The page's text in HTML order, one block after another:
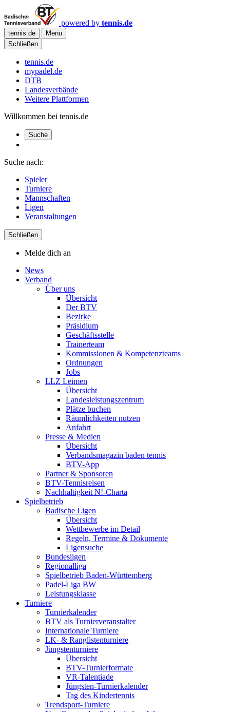
powered by tennis.de
tennis.de
Menu
Schließen
tennis.de
mypadel.de
DTB
Landesverbände
Weitere Plattformen
Willkommen bei tennis.de
Suche
Suche nach:
Spieler
Turniere
Mannschaften
Ligen
Veranstaltungen
Schließen
Melde dich an
News
Verband
Über uns
Übersicht
Der BTV
Bezirke
Präsidium
Geschäftsstelle
Trainerteam
Kommissionen & Kompetenzteams
Ordnungen
Jobs
LLZ Leimen
Übersicht
Landesleistungszentrum
Plätze buchen
Räumlichkeiten nutzen
Anfahrt
Presse & Medien
Übersicht
Verbandsmagazin baden tennis
BTV-App
Partner & Sponsoren
BTV-Tennisreisen
Nachhaltigkeit N!-Charta
Spielbetrieb
Badische Ligen
Übersicht
Wettbewerbe im Detail
Regeln, Termine & Dokumente
Ligensuche
Bundesligen
Regionalliga
Spielbetrieb Baden-Württemberg
Padel-Liga BW
Leistungsklasse
Turniere
Turnierkalender
BTV als Turnierveranstalter
Internationale Turniere
LK- & Ranglistenturniere
Jüngstenturniere
Übersicht
BTV-Turnierformate
VR-Talentiade
Jüngsten-Turnierkalender
Tag des Kindertennis
Trendsport-Turniere